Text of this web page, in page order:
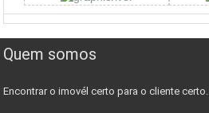
Quem somos
Encontrar o imovél certo para o cliente certo.